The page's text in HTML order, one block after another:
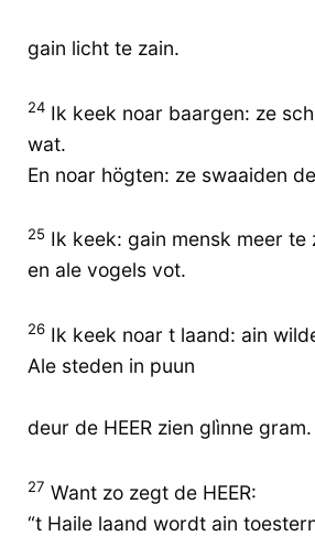
gain licht te zain.
24 Ik keek noar baargen: ze
wat.
En noar högten: ze swaaiden
25 Ik keek: gain mensk meer te
en ale vogels vot.
26 Ik keek noar t laand: ain
Ale steden in puun
deur de HEER zien glìnne gram.
27 Want zo zegt de HEER:
“t Haile laand wordt ain